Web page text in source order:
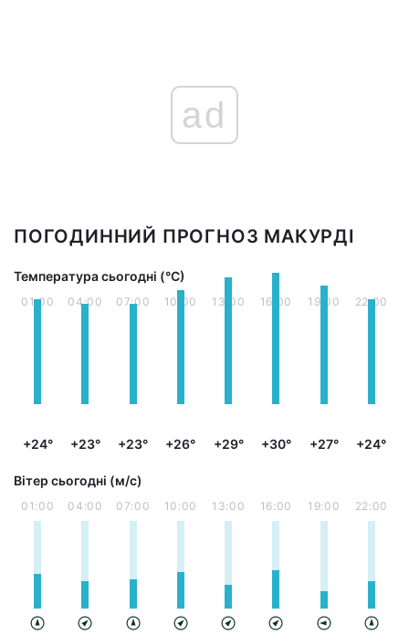
ad
ПОГОДИННИЙ ПРОГНОЗ МАКУРДІ
Температура сьогодні (°С)
01:00
+24°
04:00
+23°
07:00
+23°
10:00
+26°
13:00
+29°
16:00
+30°
19:00
+27°
22:00
+24°
Вітер сьогодні (м/с)
01:00 04:00 07:00 10:00 13:00 16:00 19:00 22:00